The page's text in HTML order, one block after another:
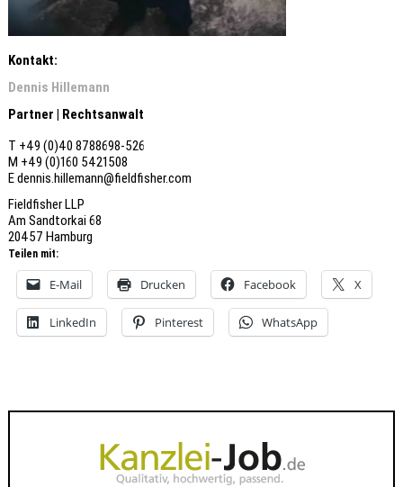
Kontakt:
Dennis Hillemann
Partner | Rechtsanwalt
T +49 (0)40 8788698-526
M +49 (0)160 5421508
E dennis.hillemann@fieldfisher.com
Fieldfisher LLP
Am Sandtorkai 68
20457 Hamburg
Teilen mit:
E-Mail Drucken Facebook X
LinkedIn Pinterest WhatsApp